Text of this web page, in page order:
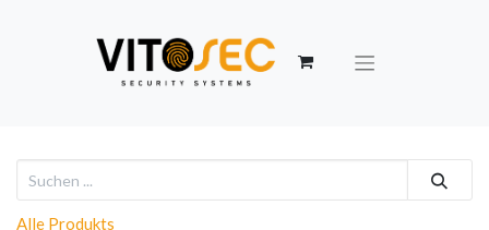
Alle Produkts